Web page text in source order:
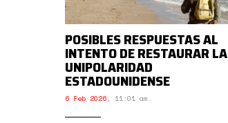
POSIBLES RESPUESTAS AL
INTENTO DE RESTAURAR LA
UNIPOLARIDAD
ESTADOUNIDENSE
6 Feb 2026, 11:01 am.